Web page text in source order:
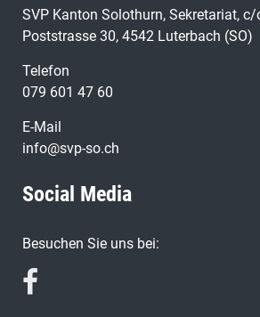
SVP Kanton Solothurn, Sekretariat,
Poststrasse 30, 4542 Luterbach (SO)
Telefon
079 601 47 60
E-Mail
info@svp-so.ch
Social Media
Besuchen Sie uns bei: